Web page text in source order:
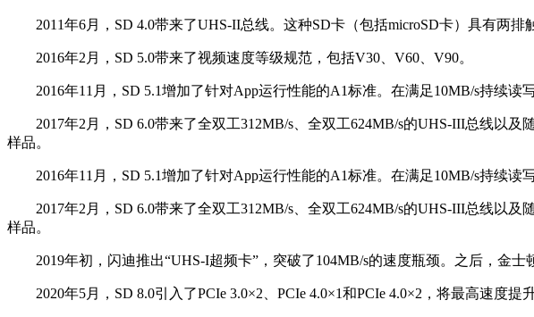
2011年6月，SD 4.0带来了UHS-II总线。这种SD卡（包括microSD卡）具有两排
2016年2月，SD 5.0带来了视频速度等级规范，包括V30、V60、V90。
2016年11月，SD 5.1增加了针对App运行性能的A1标准。在满足10MB/s持续读
2017年2月，SD 6.0带来了全双工312MB/s、全双工624MB/s的UHS-III总线以及
样品。
2016年11月，SD 5.1增加了针对App运行性能的A1标准。在满足10MB/s持续读
2017年2月，SD 6.0带来了全双工312MB/s、全双工624MB/s的UHS-III总线以及
样品。
2019年初，闪迪推出“UHS-I超频卡”，突破了104MB/s的速度瓶颈。之后，金士
2020年5月，SD 8.0引入了PCIe 3.0×2、PCIe 4.0×1和PCIe 4.0×2，将最高速度提升